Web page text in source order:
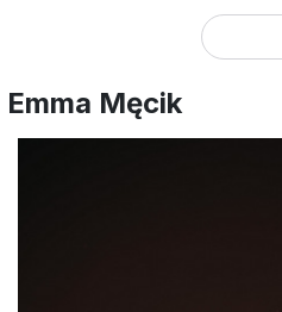
Emma Męcik